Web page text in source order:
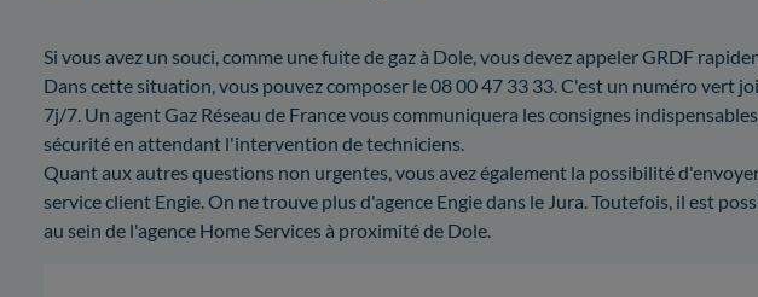
Si vous avez un souci, comme une fuite de gaz à Dole, vous devez appeler GRDF
Dans cette situation, vous pouvez composer le 08 00 47 33 33. C'est un numéro vert
7j/7. Un agent Gaz Réseau de France vous communiquera les consignes
sécurité en attendant l'intervention de techniciens.
Quant aux autres questions non urgentes, vous avez également la possibilité
service client Engie. On ne trouve plus d'agence Engie dans le Jura. Toutefois, il est
au sein de l'agence Home Services à proximité de Dole.